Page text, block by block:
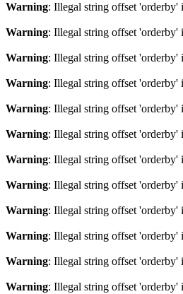
Warning: Illegal string offset 'orderby'
Warning: Illegal string offset 'orderby'
Warning: Illegal string offset 'orderby'
Warning: Illegal string offset 'orderby'
Warning: Illegal string offset 'orderby'
Warning: Illegal string offset 'orderby'
Warning: Illegal string offset 'orderby'
Warning: Illegal string offset 'orderby'
Warning: Illegal string offset 'orderby'
Warning: Illegal string offset 'orderby'
Warning: Illegal string offset 'orderby'
Warning: Illegal string offset 'orderby'